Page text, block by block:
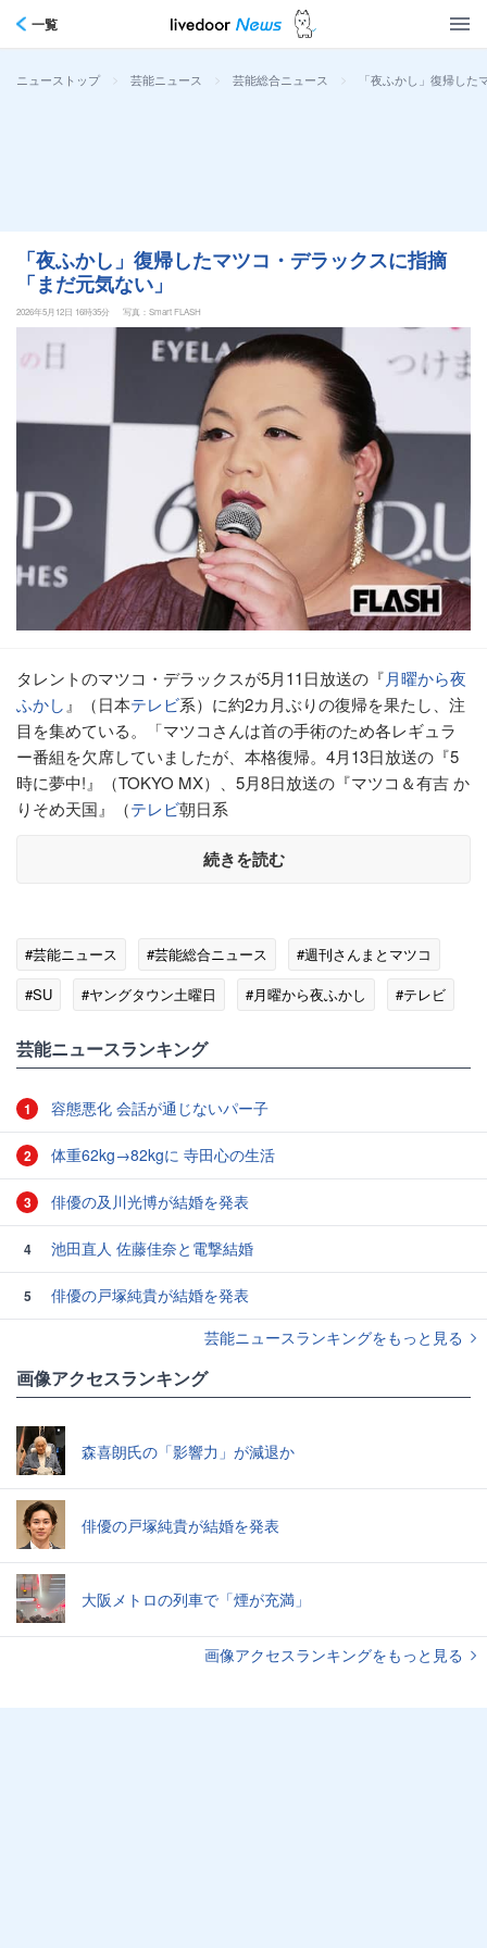
一覧
ニューストップ > 芸能ニュース > 芸能総合ニュース > 「夜ふかし」復帰し
「夜ふかし」復帰したマツコ・デラックスに指摘
「まだ元気ない」
2026年5月12日 16時35分 写真：Smart FLASH
タレントのマツコ・デラックスが5月11日放送の『月曜から夜
ふかし 』（日本テレビ系）に約2カ月ぶりの復帰を果たし、注
目を集めている。「マツコさんは首の手術のため各レギュラ
ー番組を欠席していましたが、本格復帰。4月13日放送の『5
時に夢中!』（TOKYO MX）、5月8日放送の『マツコ＆有吉 か
りそめ天国』（テレビ朝日系
続きを読む
#芸能ニュース #芸能総合ニュース
#週刊さんまとマツコ
#SU
#ヤングタウン土曜日 #月曜から夜ふかし
#テレビ
芸能ニュースランキング
1 容態悪化 会話が通じないパー子
2 体重62kg→82kgに 寺田心の生活
3 俳優の及川光博が結婚を発表
4 池田直人 佐藤佳奈と電撃結婚
5
俳優の戸塚純貴が結婚を発表
芸能ニュースランキングをもっと見る
画像アクセスランキング
森喜朗氏の「影響力」が減退か
俳優の戸塚純貴が結婚を発表
大阪メトロの列車で「煙が充満」
画像アクセスランキングをもっと見る